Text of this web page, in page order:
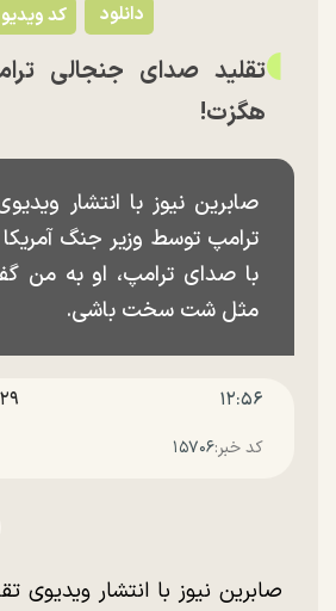
کد ویدیو دانلود
تقلید صدای جنجالی
هگزت!
صابرین نیوز با انتشار
ترامپ توسط وزیر جنگ
با صدای ترامپ، او به من
مثل شت سخت باشی.
۱۲:۵۶ ۲۹ ارديبهشت ۱۴۰۵
کد خبر:۱۵۷۰۶
صابرین نیوز با انتشار ویدیوی